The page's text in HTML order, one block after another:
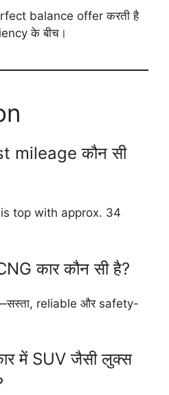
balance offer करती है
के बीच।
mileage कौन सी
is top with approx. 34
कार कौन सी है?
reliable और safety-
में SUV जैसी लुक्स